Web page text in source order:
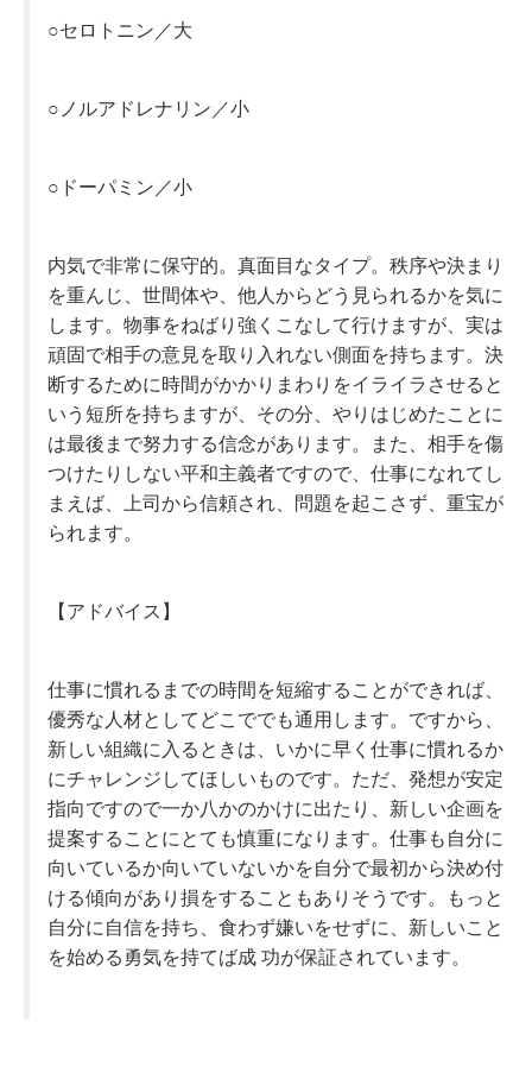
○セロトニン／大
○ノルアドレナリン／小
○ドーパミン／小
内気で非常に保守的。真面目なタイプ。秩序や決まり
を重んじ、世間体や、他人からどう見られるかを気に
します。物事をねばり強くこなして行けますが、実は
頑固で相手の意見を取り入れない側面を持ちます。決
断するために時間がかかりまわりをイライラさせると
いう短所を持ちますが、その分、やりはじめたことに
は最後まで努力する信念があります。また、相手を傷
つけたりしない平和主義者ですので、仕事になれてし
まえば、上司から信頼され、問題を起こさず、重宝が
られます。
【アドバイス】
仕事に慣れるまでの時間を短縮することができれば、
優秀な人材としてどこででも通用します。ですから、
新しい組織に入るときは、いかに早く仕事に慣れるか
にチャレンジしてほしいものです。ただ、発想が安定
指向ですので一か八かのかけに出たり、新しい企画を
提案することにとても慎重になります。仕事も自分に
向いているか向いていないかを自分で最初から決め付
ける傾向があり損をすることもありそうです。もっと
自分に自信を持ち、食わず嫌いをせずに、新しいこと
を始める勇気を持てば成 功が保証されています。